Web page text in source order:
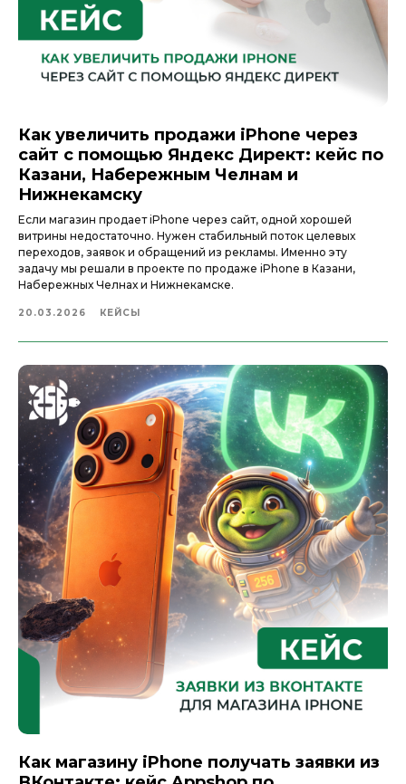
Как увеличить продажи iPhone через
сайт с помощью Яндекс Директ: кейс по
Казани, Набережным Челнам и
Нижнекамску
Если магазин продает iPhone через сайт, одной хорошей
витрины недостаточно. Нужен стабильный поток целевых
переходов, заявок и обращений из рекламы. Именно эту
задачу мы решали в проекте по продаже iPhone в Казани,
Набережных Челнах и Нижнекамске.
20.03.2026 КЕЙСЫ
Как магазину iPhone получать заявки из